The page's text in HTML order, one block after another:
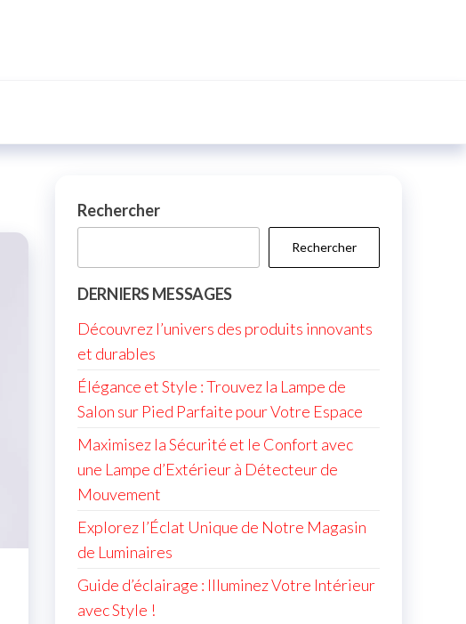
Rechercher
Rechercher
DERNIERS MESSAGES
Découvrez l’univers des produits innovants
et durables
Élégance et Style : Trouvez la Lampe de
Salon sur Pied Parfaite pour Votre Espace
Maximisez la Sécurité et le Confort avec
une Lampe d’Extérieur à Détecteur de
Mouvement
Explorez l’Éclat Unique de Notre Magasin
de Luminaires
Guide d’éclairage : Illuminez Votre Intérieur
avec Style !